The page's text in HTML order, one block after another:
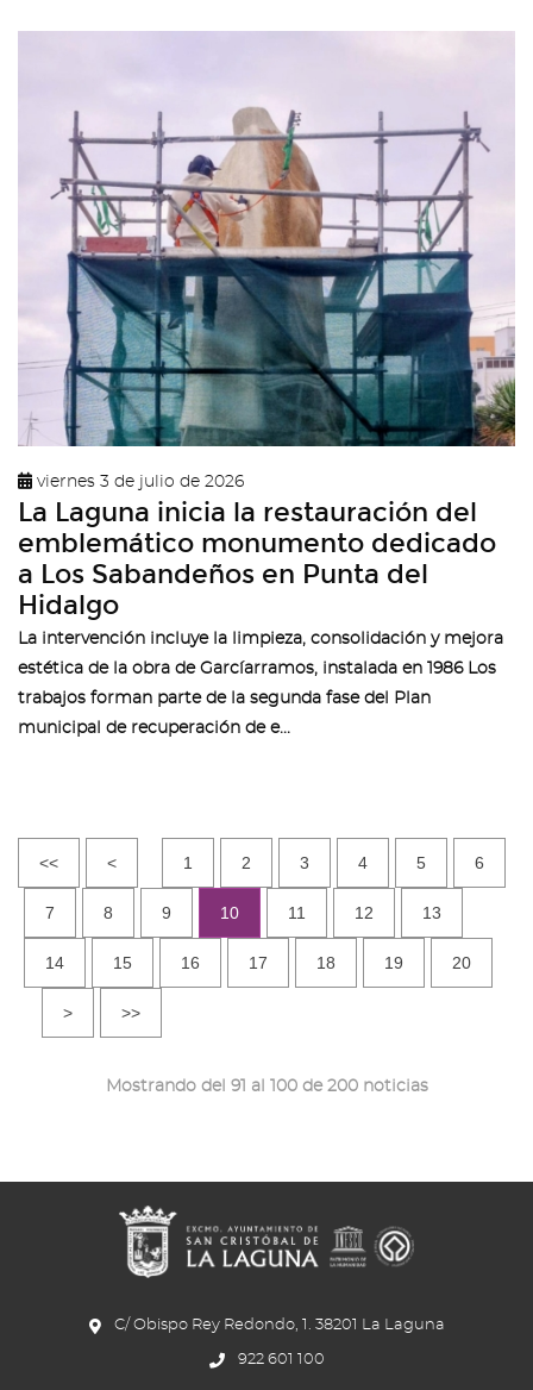
viernes 3 de julio de 2026
La Laguna inicia la restauración del
emblemático monumento dedicado
a Los Sabandeños en Punta del
Hidalgo
La intervención incluye la limpieza, consolidación y mejora
estética de la obra de Garcíarramos, instalada en 1986 Los
trabajos forman parte de la segunda fase del Plan
municipal de recuperación de e...
<< < 1 2 3 4 5 6
7 8 9 10 11 12 13
14 15 16 17 18 19 20
> >>
Mostrando del 91 al 100 de 200 noticias
C/ Obispo Rey Redondo, 1. 38201 La Laguna
922 601 100